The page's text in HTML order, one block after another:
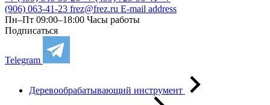
(906) 063-41-23 frez@frez.ru E-mail address
Пн–Пт 09:00–18:00 Часы работы
Подписаться
Telegram
Деревообрабатывающий инструмент